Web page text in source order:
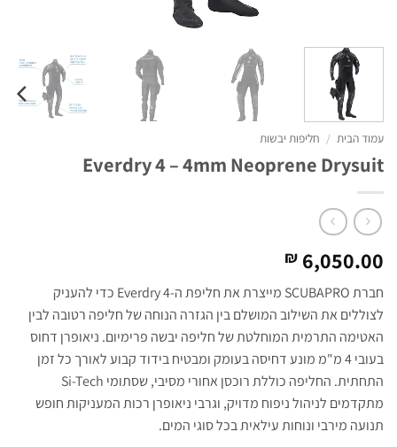
עמוד הבית / חליפות יבשות
Everdry 4 – 4mm Neoprene Drysuit
₪ 6,050.00
חברת SCUBAPRO מייצרת את חליפת ה-Everdry 4 כדי להעניק
לצוללים את השילוב המושלם בין הגזרה הנוחה של חליפה רטובה לבין
האטימה התרמית המוחלטת של חליפה יבשה פרימיום. ניאופרן דחוס
בעובי 4 מ"מ מונע דחיסה בעומק ומבטיח בידוד קבוע לאורך כל זמן
התחתית. החליפה כוללת רוכסן אחורי מסיבי, שסתומי Si-Tech
מתקדמים לניהול ניפוח מדויק, וגרבי ניאופרן רכות המעניקות חופש
תנועה מירבי ונוחות עילאית בכל סוגי המים.